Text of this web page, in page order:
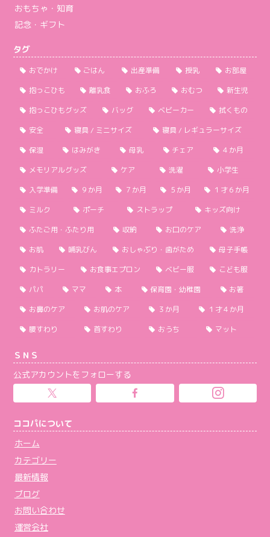
おもちゃ・知育
記念・ギフト
タグ
おでかけ ごはん 出産準備 授乳
お部屋
抱っこひも
離乳食 おふろ おむつ
新生児
抱っこひもグッズ
バッグ ベビーカー
拭くもの
安全
寝具 / ミニサイズ
寝具 / レギュラーサイズ
保湿
はみがき 母乳 チェア
４か月
メモリアルグッズ
ケア 洗濯
小学生
入学準備
９か月 ７か月 ５か月
１才６か月
ミルク
ポーチ ストラップ
キッズ向け
ふたご用・ふたり用
収納 お口のケア
洗浄
お肌
哺乳びん おしゃぶり・歯がため
母子手帳
カトラリー
お食事エプロン ベビー服
こども服
パパ
ママ 本 保育園・幼稚園
お箸
お鼻のケア
お肌のケア ３か月
１才４か月
腰すわり
首すわり おうち マット
ＳＮＳ
公式アカウントをフォローする
ココパについて
ホーム
カテゴリー
最新情報
ブログ
お問い合わせ
運営会社